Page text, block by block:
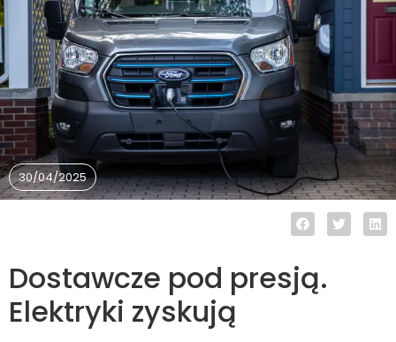
30/04/2025
Dostawcze pod presją.
Elektryki zyskują